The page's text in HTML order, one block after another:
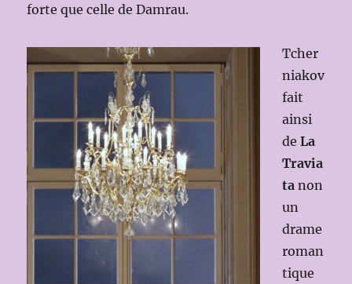
forte que celle de Damrau.
Tcher
niakov
fait
ainsi
deLa
Travia
ta non
un
drame
roman
tique